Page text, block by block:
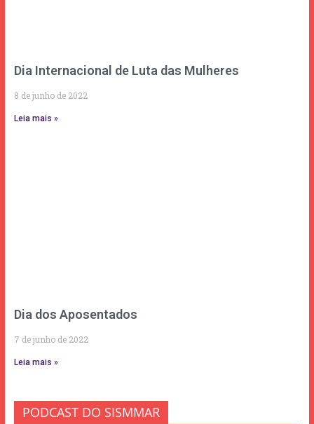
Dia Internacional de Luta das Mulheres
8 de junho de 2022
Leia mais »
Dia dos Aposentados
7 de junho de 2022
Leia mais »
PODCAST DO SISMMAR